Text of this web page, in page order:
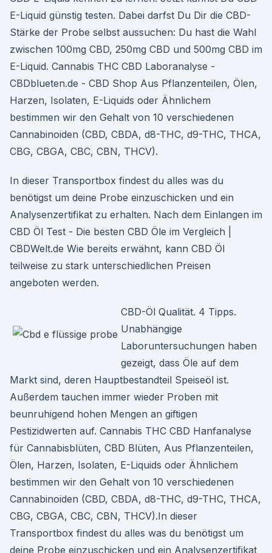
E-Liquid günstig testen. Dabei darfst Du Dir die CBD-
Stärke der Probe selbst aussuchen: Du hast die Wahl
zwischen 100mg CBD, 250mg CBD und 500mg CBD im
E-Liquid. Cannabis THC CBD Laboranalyse -
CBDblueten.de - CBD Shop Aus Pflanzenteilen, Ölen,
Harzen, Isolaten, E-Liquids oder Ähnlichem
bestimmen wir den Gehalt von 10 verschiedenen
Cannabinoiden (CBD, CBDA, d8-THC, d9-THC, THCA,
CBG, CBGA, CBC, CBN, THCV).
In dieser Transportbox findest du alles was du
benötigst um deine Probe einzuschicken und ein
Analysenzertifikat zu erhalten. Nach dem Einlangen im
CBD Öl Test - Die besten CBD Öle im Vergleich |
CBDWelt.de Wie bereits erwähnt, kann CBD Öl
teilweise zu stark unterschiedlichen Preisen
angeboten werden.
CBD-Öl Qualität. 4 Tipps.
Unabhängige
Laboruntersuchungen haben
gezeigt, dass Öle auf dem
Markt sind, deren Hauptbestandteil Speiseöl ist.
Außerdem tauchen immer wieder Proben mit
beunruhigend hohen Mengen an giftigen
Pestizidwerten auf. Cannabis THC CBD Hanfanalyse
für Cannabisblüten, CBD Blüten, Aus Pflanzenteilen,
Ölen, Harzen, Isolaten, E-Liquids oder Ähnlichem
bestimmen wir den Gehalt von 10 verschiedenen
Cannabinoiden (CBD, CBDA, d8-THC, d9-THC, THCA,
CBG, CBGA, CBC, CBN, THCV).In dieser
Transportbox findest du alles was du benötigst um
deine Probe einzuschicken und ein Analysenzertifikat